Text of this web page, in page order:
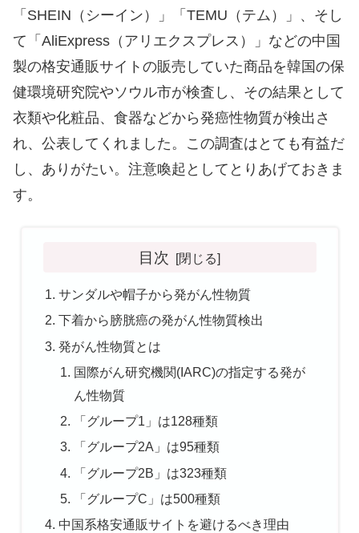
「SHEIN（シーイン）」「TEMU（テム）」、そし
て「AliExpress（アリエクスプレス）」などの中国
製の格安通販サイトの販売していた商品を韓国の保
健環境研究院やソウル市が検査し、その結果として
衣類や化粧品、食器などから発癌性物質が検出さ
れ、公表してくれました。この調査はとても有益だ
し、ありがたい。注意喚起としてとりあげておきま
す。
目次
サンダルや帽子から発がん性物質
下着から膀胱癌の発がん性物質検出
発がん性物質とは
国際がん研究機関(IARC)の指定する発が
ん性物質
「グループ1」は128種類
「グループ2A」は95種類
「グループ2B」は323種類
「グループC」は500種類
中国系格安通販サイトを避けるべき理由